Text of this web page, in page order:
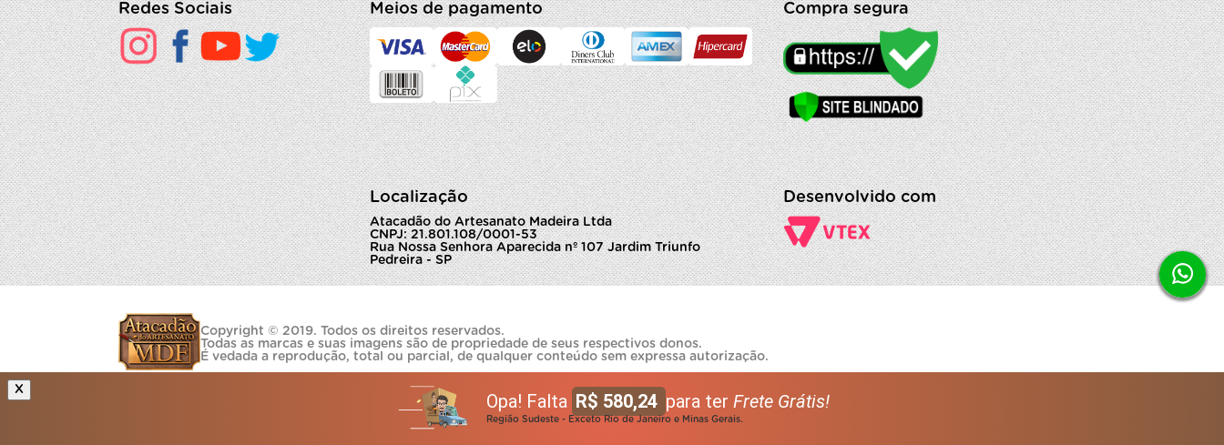
X
Opa! Falta R$ 580,24 para ter Frete Grátis!
Região Sudeste - Exceto Rio de Janeiro e Minas Gerais.
Redes Sociais Meios de pagamento Compra segura
Localização
Atacadão do Artesanato Madeira Ltda
CNPJ: 21.801.108/0001-53
Rua Nossa Senhora Aparecida nº 107 Jardim Triunfo
Pedreira - SP
Desenvolvido com
Copyright © 2019. Todos os direitos reservados.
Todas as marcas e suas imagens são de propriedade de seus respectivos donos.
É vedada a reprodução, total ou parcial, de qualquer conteúdo sem expressa autorização.